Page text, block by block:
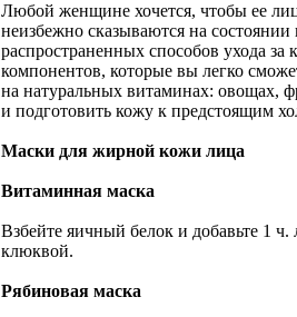
Любой женщине хочется, чтобы ее
неизбежно сказываются на
распространенных способов ухода
компонентов, которые вы легко
на натуральных витаминах: овощах,
и подготовить кожу к предстоящим
Маски для жирной кожи лица
Витаминная маска
Взбейте яичный белок и добавьте 1
клюквой.
Рябиновая маска